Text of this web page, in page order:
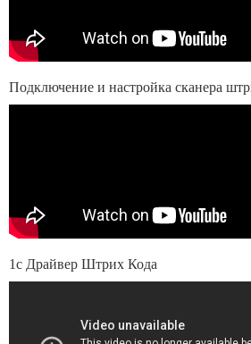
Подключение и настройка сканера
1с Драйвер Штрих Кода